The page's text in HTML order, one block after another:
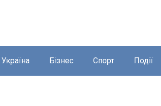
Україна Бізнес Спорт Події